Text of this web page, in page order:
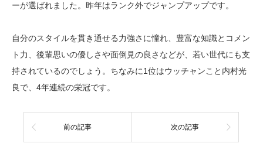
ーが選ばれました。昨年はランク外でジャンプアップです。
自分のスタイルを貫き通せる力強さに憧れ、豊富な知識とコメン
ト力、後輩思いの優しさや面倒見の良さなどが、若い世代にも支
持されているのでしょう。ちなみに1位はウッチャンこと内村光
良で、4年連続の栄冠です。
前の記事 次の記事